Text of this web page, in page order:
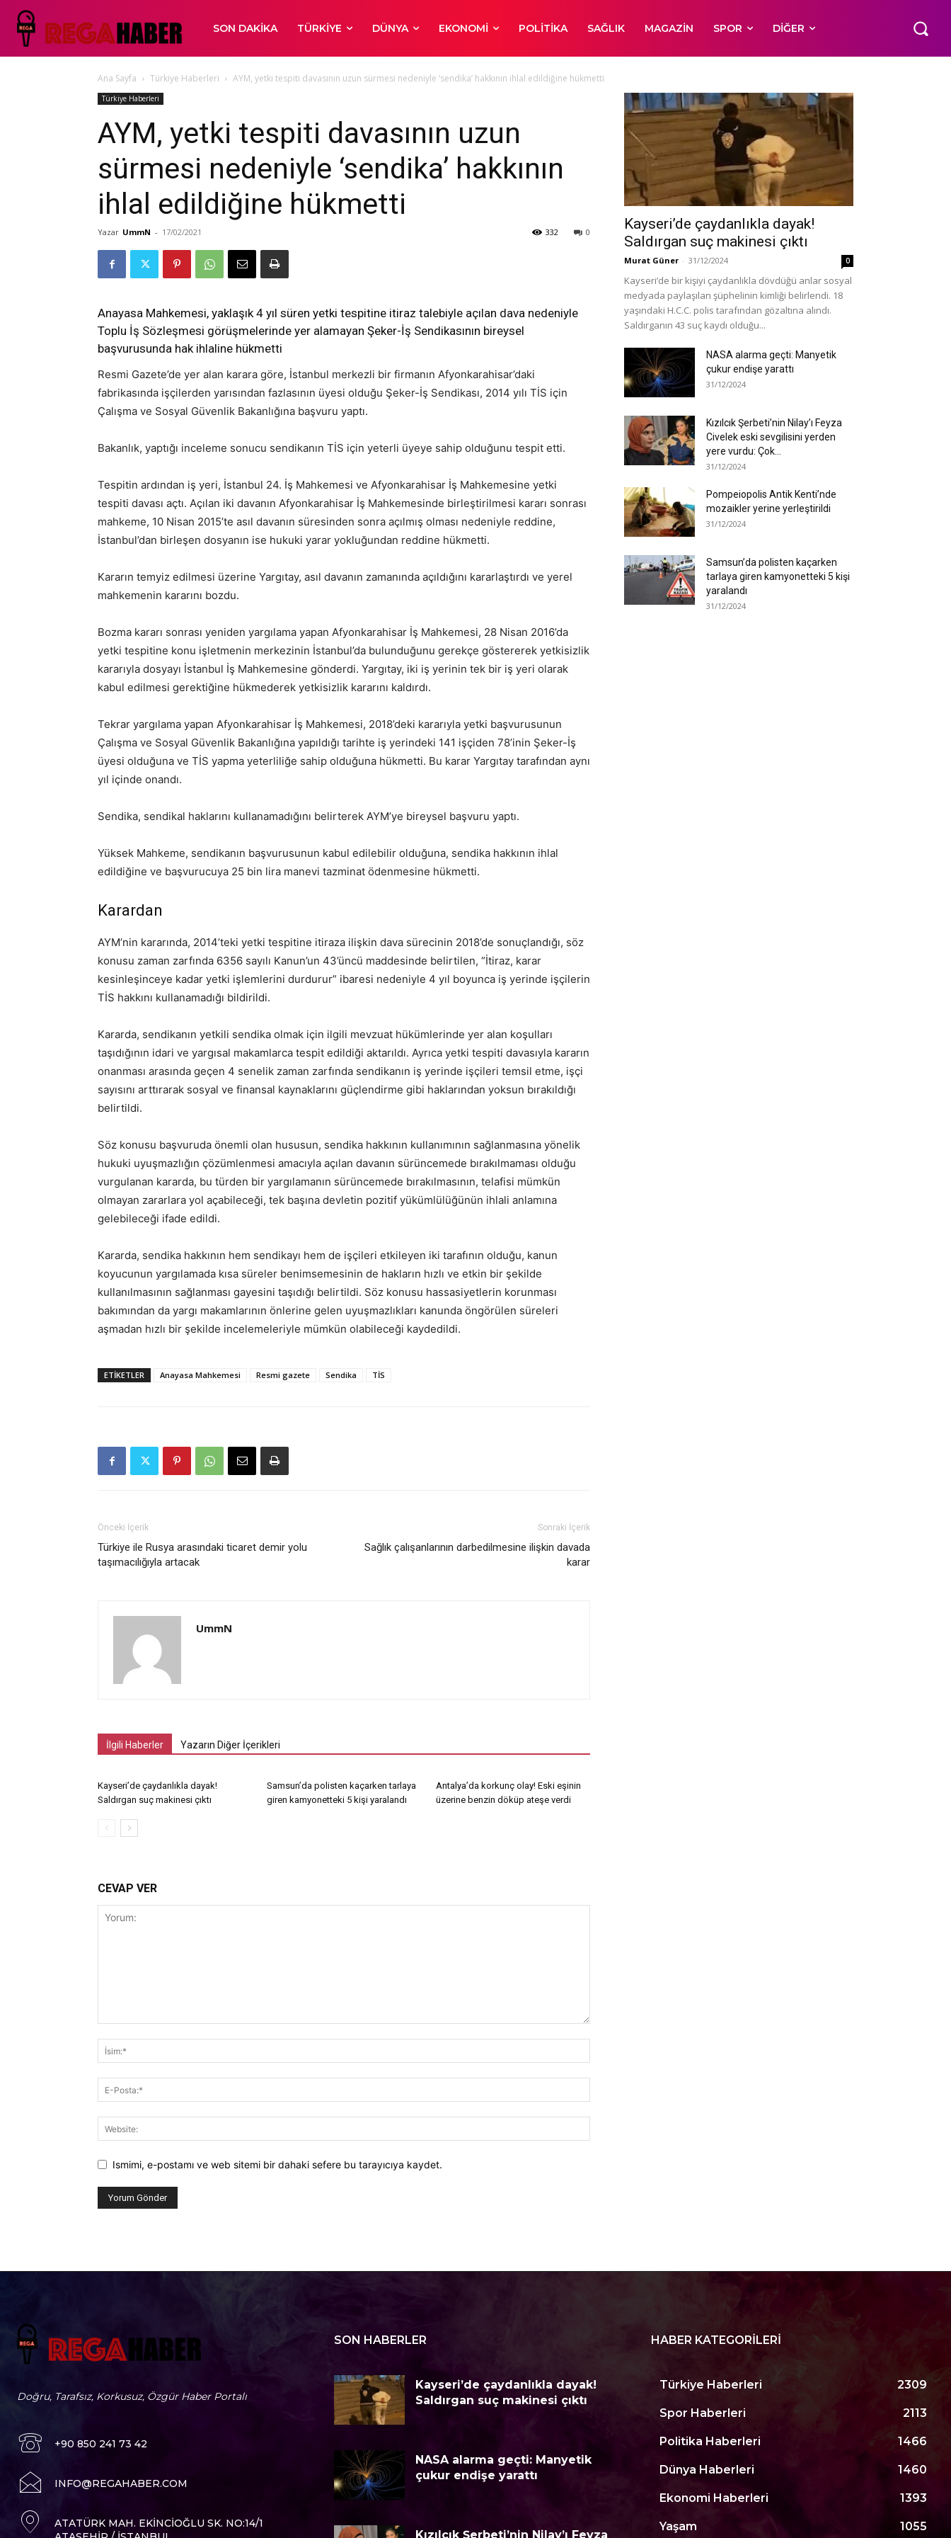
SON DAKIKA TÜRKIYE DÜNYA EKONOMI POLITIKA SAĞLIK MAGAZIN SPOR DIĞER
Ana Sayfa Türkiye Haberleri AYM, yetki tespiti davasının uzun sürmesi nedeniyle ‘sendika’ hakkının ihlal edildiğine hükmetti
Türkiye Haberleri
AYM, yetki tespiti davasının uzun
sürmesi nedeniyle ‘sendika’ hakkının
ihlal edildiğine hükmetti
Yazar UmmN - 17/02/2021 0
332
Anayasa Mahkemesi, yaklaşık 4 yıl süren yetki tespitine itiraz talebiyle açılan dava nedeniyle
Toplu İş Sözleşmesi görüşmelerinde yer alamayan Şeker-İş Sendikasının bireysel
başvurusunda hak ihlaline hükmetti
Resmi Gazete’de yer alan karara göre, İstanbul merkezli bir firmanın Afyonkarahisar’daki
fabrikasında işçilerden yarısından fazlasının üyesi olduğu Şeker-İş Sendikası, 2014 yılı TİS için
Çalışma ve Sosyal Güvenlik Bakanlığına başvuru yaptı.
Bakanlık, yaptığı inceleme sonucu sendikanın TİS için yeterli üyeye sahip olduğunu tespit etti.
Tespitin ardından iş yeri, İstanbul 24. İş Mahkemesi ve Afyonkarahisar İş Mahkemesine yetki
tespiti davası açtı. Açılan iki davanın Afyonkarahisar İş Mahkemesinde birleştirilmesi kararı sonrası
mahkeme, 10 Nisan 2015’te asıl davanın süresinden sonra açılmış olması nedeniyle reddine,
İstanbul’dan birleşen dosyanın ise hukuki yarar yokluğundan reddine hükmetti.
Kararın temyiz edilmesi üzerine Yargıtay, asıl davanın zamanında açıldığını kararlaştırdı ve yerel
mahkemenin kararını bozdu.
Bozma kararı sonrası yeniden yargılama yapan Afyonkarahisar İş Mahkemesi, 28 Nisan 2016’da
yetki tespitine konu işletmenin merkezinin İstanbul’da bulunduğunu gerekçe göstererek yetkisizlik
kararıyla dosyayı İstanbul İş Mahkemesine gönderdi. Yargıtay, iki iş yerinin tek bir iş yeri olarak
kabul edilmesi gerektiğine hükmederek yetkisizlik kararını kaldırdı.
Tekrar yargılama yapan Afyonkarahisar İş Mahkemesi, 2018’deki kararıyla yetki başvurusunun
Çalışma ve Sosyal Güvenlik Bakanlığına yapıldığı tarihte iş yerindeki 141 işçiden 78’inin Şeker-İş
üyesi olduğuna ve TİS yapma yeterliliğe sahip olduğuna hükmetti. Bu karar Yargıtay tarafından aynı
yıl içinde onandı.
Sendika, sendikal haklarını kullanamadığını belirterek AYM’ye bireysel başvuru yaptı.
Yüksek Mahkeme, sendikanın başvurusunun kabul edilebilir olduğuna, sendika hakkının ihlal
edildiğine ve başvurucuya 25 bin lira manevi tazminat ödenmesine hükmetti.
Karardan
AYM’nin kararında, 2014’teki yetki tespitine itiraza ilişkin dava sürecinin 2018’de sonuçlandığı, söz
konusu zaman zarfında 6356 sayılı Kanun’un 43’üncü maddesinde belirtilen, “İtiraz, karar
kesinleşinceye kadar yetki işlemlerini durdurur” ibaresi nedeniyle 4 yıl boyunca iş yerinde işçilerin
TİS hakkını kullanamadığı bildirildi.
Kararda, sendikanın yetkili sendika olmak için ilgili mevzuat hükümlerinde yer alan koşulları
taşıdığının idari ve yargısal makamlarca tespit edildiği aktarıldı. Ayrıca yetki tespiti davasıyla kararın
onanması arasında geçen 4 senelik zaman zarfında sendikanın iş yerinde işçileri temsil etme, işçi
sayısını arttırarak sosyal ve finansal kaynaklarını güçlendirme gibi haklarından yoksun bırakıldığı
belirtildi.
Söz konusu başvuruda önemli olan hususun, sendika hakkının kullanımının sağlanmasına yönelik
hukuki uyuşmazlığın çözümlenmesi amacıyla açılan davanın sürüncemede bırakılmaması olduğu
vurgulanan kararda, bu türden bir yargılamanın sürüncemede bırakılmasının, telafisi mümkün
olmayan zararlara yol açabileceği, tek başına devletin pozitif yükümlülüğünün ihlali anlamına
gelebileceği ifade edildi.
Kararda, sendika hakkının hem sendikayı hem de işçileri etkileyen iki tarafının olduğu, kanun
koyucunun yargılamada kısa süreler benimsemesinin de hakların hızlı ve etkin bir şekilde
kullanılmasının sağlanması gayesini taşıdığı belirtildi. Söz konusu hassasiyetlerin korunması
bakımından da yargı makamlarının önlerine gelen uyuşmazlıkları kanunda öngörülen süreleri
aşmadan hızlı bir şekilde incelemeleriyle mümkün olabileceği kaydedildi.
ETIKETLER Anayasa Mahkemesi Resmi gazete Sendika TİS
Önceki İçerik
Türkiye ile Rusya arasındaki ticaret demir yolu
taşımacılığıyla artacak
Sonraki İçerik
Sağlık çalışanlarının darbedilmesine ilişkin davada
karar
UmmN
İlgili Haberler Yazarın Diğer İçerikleri
Kayseri’de çaydanlıkla dayak!
Saldırgan suç makinesi çıktı
Samsun’da polisten kaçarken tarlaya
giren kamyonetteki 5 kişi yaralandı
Antalya’da korkunç olay! Eski eşinin
üzerine benzin döküp ateşe verdi
CEVAP VER
Ismimi, e-postamı ve web sitemi bir dahaki sefere bu tarayıcıya kaydet.
Kayseri’de çaydanlıkla dayak!
Saldırgan suç makinesi çıktı
Murat Güner - 31/12/2024 0
Kayseri’de bir kişiyi çaydanlıkla dövdüğü anlar sosyal
medyada paylaşılan şüphelinin kimliği belirlendi. 18
yaşındaki H.C.C. polis tarafından gözaltına alındı.
Saldırganın 43 suç kaydı olduğu...
NASA alarma geçti: Manyetik
çukur endişe yarattı
31/12/2024
Kızılcık Şerbeti’nin Nilay’ı Feyza
Civelek eski sevgilisini yerden
yere vurdu: Çok...
31/12/2024
Pompeiopolis Antik Kenti’nde
mozaikler yerine yerleştirildi
31/12/2024
Samsun’da polisten kaçarken
tarlaya giren kamyonetteki 5 kişi
yaralandı
31/12/2024
Doğru, Tarafsız, Korkusuz, Özgür Haber Portalı
+90 850 241 73 42
INFO@REGAHABER.COM
ATATÜRK MAH. EKINCIOĞLU SK. NO:14/1
SON HABERLER
Kayseri’de çaydanlıkla dayak!
Saldırgan suç makinesi çıktı
NASA alarma geçti: Manyetik
çukur endişe yarattı
Kızılcık Şerbeti’nin Nilay’ı Feyza
HABER KATEGORILERI
Türkiye Haberleri 2309
Spor Haberleri 2113
Politika Haberleri 1466
Dünya Haberleri 1460
Ekonomi Haberleri 1393
Yaşam 1055